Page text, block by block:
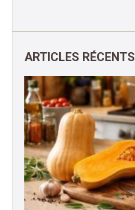
ARTICLES RÉCENTS